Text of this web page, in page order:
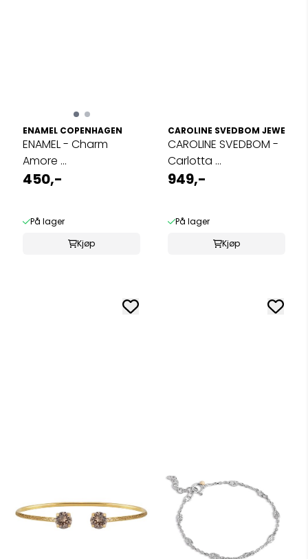
ENAMEL COPENHAGEN
ENAMEL - Charm
Amore ...
450,-
På lager
Kjøp
CAROLINE SVEDBOM JEWELRY
CAROLINE SVEDBOM -
Carlotta ...
949,-
På lager
Kjøp